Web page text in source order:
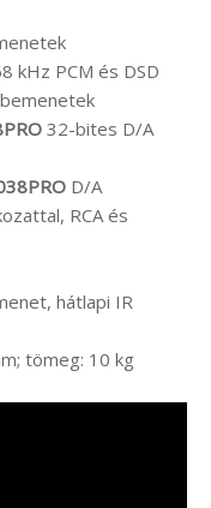
kHz PCM és DSD
32-bites D/A
D/A
RCA és
hátlapi IR
tömeg: 10 kg